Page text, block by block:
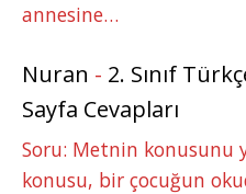
annesine…
Nuran - 2. Sınıf
Sayfa Cevapları
Soru: Metnin konusunu
konusu, bir çocuğun